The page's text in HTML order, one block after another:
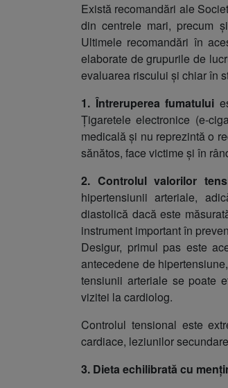
Există recomandări ale
din centrele mari, precum
Ultimele recomandări în
elaborate de grupurile de
evaluarea riscului și chiar în
1. Întreruperea fumatului
Țigaretele electronice (e-
medicală și nu reprezintă o
sănătos, face victime și în
2. Controlul valorilor
hipertensiunii arteriale,
diastolică dacă este
instrument important în
Desigur, primul pas este
antecedene de
tensiunii arteriale se poate
vizitei la cardiolog.
Controlul tensional este
cardiace, leziunilor
3. Dieta echilibrată cu